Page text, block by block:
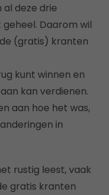
al deze drie
Daarom wil
(gratis) kranten
kunt winnen en
kan verdienen.
aan hoe het was,
in
rustig leest, vaak
gratis kranten